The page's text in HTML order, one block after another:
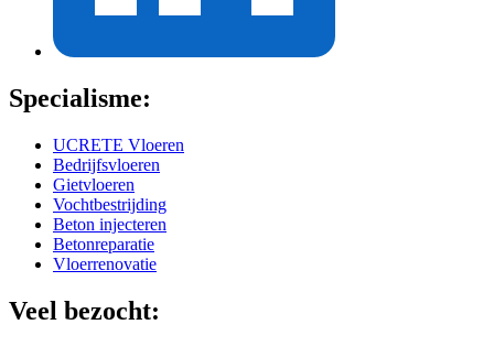
Specialisme:
UCRETE Vloeren
Bedrijfsvloeren
Gietvloeren
Vochtbestrijding
Beton injecteren
Betonreparatie
Vloerrenovatie
Veel bezocht: